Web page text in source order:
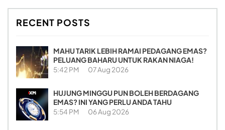
RECENT POSTS
MAHU TARIK LEBIH RAMAI PEDAGANG EMAS?
PELUANG BAHARU UNTUK RAKAN NIAGA!
5:42 PM 07 Aug 2026
HUJUNG MINGGU PUN BOLEH BERDAGANG
EMAS? INI YANG PERLU ANDA TAHU
5:54 PM 06 Aug 2026